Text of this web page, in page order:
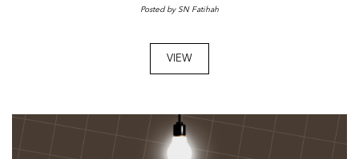
Posted by SN Fatihah
VIEW